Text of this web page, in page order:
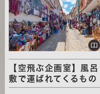
【空飛ぶ企画室】風呂
敷で運ばれてくるもの